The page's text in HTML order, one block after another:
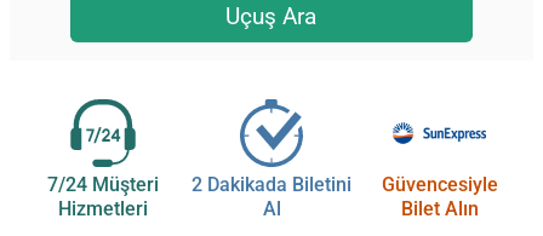
Uçuş Ara
7/24 Müşteri
Hizmetleri
2 Dakikada Biletini
Al
Güvencesiyle
Bilet Alın